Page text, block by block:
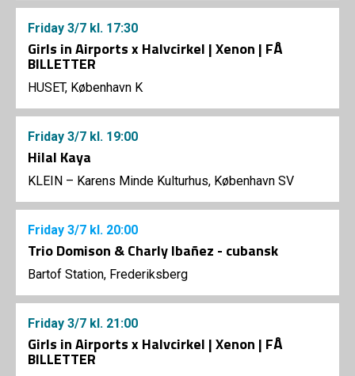
Friday 3/7 kl. 17:30
Girls in Airports x Halvcirkel | Xenon | FÅ
BILLETTER
HUSET, København K
Friday 3/7 kl. 19:00
Hilal Kaya
KLEIN – Karens Minde Kulturhus, København SV
Friday 3/7 kl. 20:00
Trio Domison & Charly Ibañez - cubansk
Bartof Station, Frederiksberg
Friday 3/7 kl. 21:00
Girls in Airports x Halvcirkel | Xenon | FÅ
BILLETTER